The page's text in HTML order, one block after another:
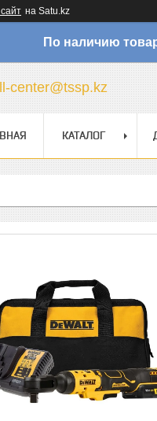
на Satu.kz
По наличию
center@tssp.kz
КАТАЛОГ